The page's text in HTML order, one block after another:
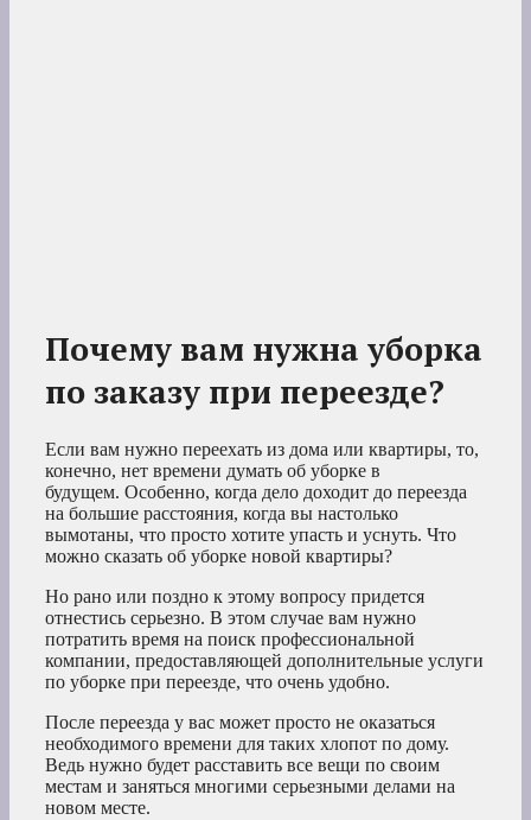
Почему вам нужна уборка
по заказу при переезде?
Если вам нужно переехать из дома или квартиры, то,
конечно, нет времени думать об уборке в
будущем. Особенно, когда дело доходит до переезда
на большие расстояния, когда вы настолько
вымотаны, что просто хотите упасть и уснуть. Что
можно сказать об уборке новой квартиры?
Но рано или поздно к этому вопросу придется
отнестись серьезно. В этом случае вам нужно
потратить время на поиск профессиональной
компании, предоставляющей дополнительные услуги
по уборке при переезде, что очень удобно.
После переезда у вас может просто не оказаться
необходимого времени для таких хлопот по дому.
Ведь нужно будет расставить все вещи по своим
местам и заняться многими серьезными делами на
новом месте.